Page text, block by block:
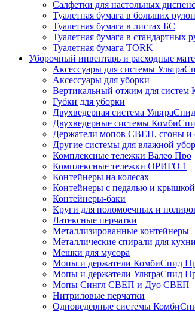
Салфетки для настольных
Туалетная бумага в больших
Туалетная бумага в листах БС
Туалетная бумага в стандартных
Туалетная бумага TORK
Уборочный инвентарь и расходные
Аксессуары для системы
Аксессуары для уборки
Вертикальный отжим для
Губки для уборки
Двухведерная система
Двухведерные системы
Держатели мопов СВЕП, сгоны и
Другие системы для влажной
Комплексные тележки Валео Про
Комплексные тележки ОРИГО 1
Контейнеры на колесах
Контейнеры с педалью и крышкой
Контейнеры-баки
Круги для поломоечных и
Латексные перчатки
Металлизированные контейнеры
Металлические спирали для кухни
Мешки для мусора
Мопы и держатели КомбиСпид
Мопы и держатели УльтраСпид
Мопы Сингл СВЕП и Дуо СВЕП
Нитриловые перчатки
Одноведерные системы